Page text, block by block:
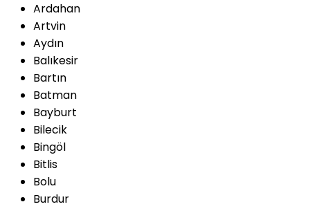
Ardahan
Artvin
Aydın
Balıkesir
Bartın
Batman
Bayburt
Bilecik
Bingöl
Bitlis
Bolu
Burdur